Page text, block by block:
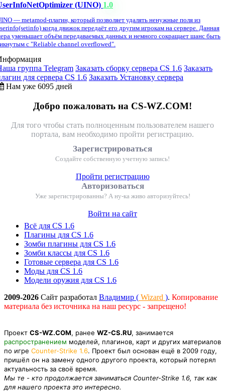
(UINO) 1.0
— metamod-плагин, который позволяет удалять ненужные поля из
когда движок передаёт его другим игрокам на сервере. Данная
уменьшает объём передаваемых данных и немного сокращает шанс быть
с "Reliable channel overflowed".
группа Telegram Заказать сборку сервера CS 1.6 Заказать
для сервера CS 1.6 Заказать Установку сервера
Нам уже 6095 дней
Добро пожаловать на CS-WZ.COM!
Для того чтобы стать полноценным пользователем нашего
портала, вам необходимо пройти регистрацию.
Зарегистрироваться
Создайте собственную учетную запись!
Пройти регистрацию
Авторизоваться
Уже зарегистрированны? А ну-ка живо авторизуйтесь!
Войти на сайт
Всё для CS 1.6
Плагины для CS 1.6
Зомби плагины для CS 1.6
Зомби классы для CS 1.6
Готовые сервера для CS 1.6
Моды для CS 1.6
Модели оружия для CS 1.6
2009-2026 Сайт разработал Владимир ( Wizard ). Копирование
материала без источника на наш ресурс - запрещено!
Проект CS-WZ.COM, ранее WZ-CS.RU, занимается
распространением моделей, плагинов, карт и других материалов
по игре Counter-Strike 1.6. Проект был основан ещё в 2009 году,
пришёл он на замену одного другого проекта, который потерял
актуальность за своё время.
Мы те - кто продолжается заниматься Counter-Strike 1.6, так как
для нашего проекта это интересно.